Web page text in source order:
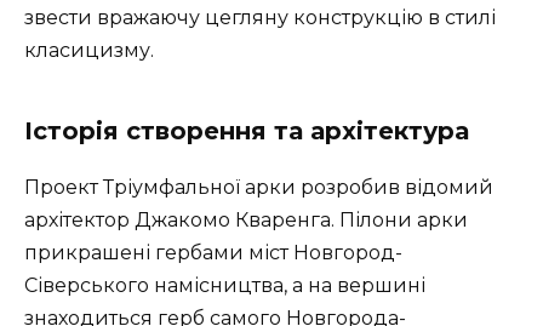
звести вражаючу цегляну конструкцію в стилі
класицизму.
Історія створення та архітектура
Проект Тріумфальної арки розробив відомий
архітектор Джакомо Кваренга. Пілони арки
прикрашені гербами міст Новгород-
Сіверського намісництва, а на вершині
знаходиться герб самого Новгорода-